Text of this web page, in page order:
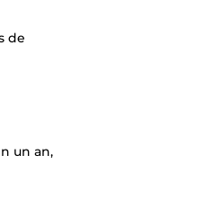
de
un an,